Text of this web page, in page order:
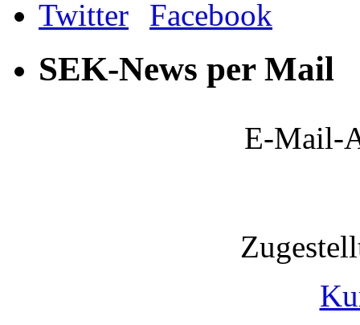
SEK-News per Mail
E-Mail-